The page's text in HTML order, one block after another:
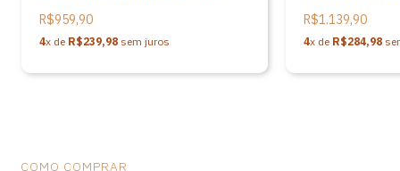
R$959,90
4x de R$239,98 sem juros
R$1.139,90
4x de R$284,98
COMO COMPRAR